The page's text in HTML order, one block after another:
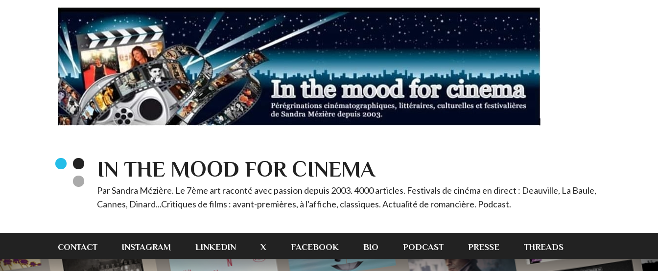
IN THE MOOD FOR CINEMA
Par Sandra Mézière. Le 7ème art raconté avec passion depuis 2003. 4000 articles. Festivals de cinéma en direct : Deauville, La Baule,
Cannes, Dinard...Critiques de films : avant-premières, à l'affiche, classiques. Actualité de romancière. Podcast.
CONTACT INSTAGRAM LINKEDIN X FACEBOOK BIO PODCAST PRESSE THREADS